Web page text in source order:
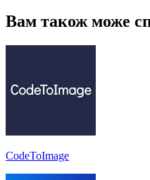
Вам також може
CodeToImage